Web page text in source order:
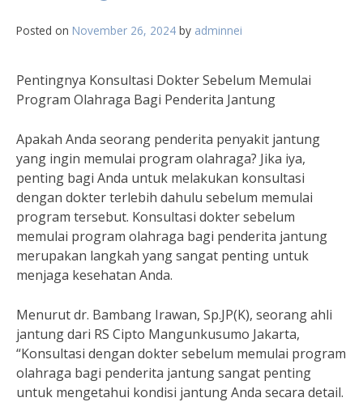
Posted on November 26, 2024 by adminnei
Pentingnya Konsultasi Dokter Sebelum Memulai
Program Olahraga Bagi Penderita Jantung
Apakah Anda seorang penderita penyakit jantung
yang ingin memulai program olahraga? Jika iya,
penting bagi Anda untuk melakukan konsultasi
dengan dokter terlebih dahulu sebelum memulai
program tersebut. Konsultasi dokter sebelum
memulai program olahraga bagi penderita jantung
merupakan langkah yang sangat penting untuk
menjaga kesehatan Anda.
Menurut dr. Bambang Irawan, Sp.JP(K), seorang ahli
jantung dari RS Cipto Mangunkusumo Jakarta,
“Konsultasi dengan dokter sebelum memulai program
olahraga bagi penderita jantung sangat penting
untuk mengetahui kondisi jantung Anda secara detail.